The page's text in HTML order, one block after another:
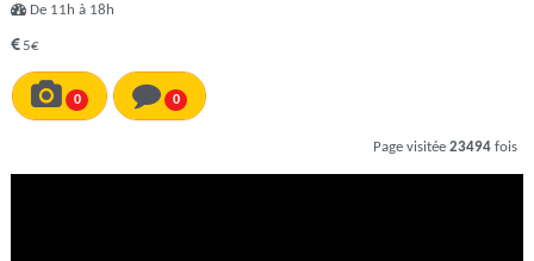
De 11h à 18h
5€
0 0
Page visitée 23494 fois